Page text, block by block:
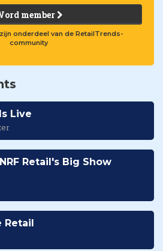
member
onderdeel van de RetailTrends-
community
Live
Retail's Big Show
Retail